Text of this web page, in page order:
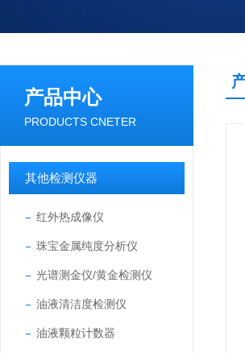
产品中心
PRODUCTS CNETER
其他检测仪器
红外热成像仪
珠宝金属纯度分析仪
光谱测金仪/黄金检测仪
油液清洁度检测仪
油液颗粒计数器